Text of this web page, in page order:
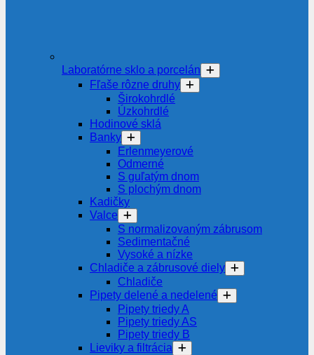
Laboratórne sklo a porcelán
Fľaše rôzne druhy
Širokohrdlé
Úzkohrdlé
Hodinové sklá
Banky
Erlenmeyerové
Odmerné
S guľatým dnom
S plochým dnom
Kadičky
Valce
S normalizovaným zábrusom
Sedimentačné
Vysoké a nízke
Chladiče a zábrusové diely
Chladiče
Pipety delené a nedelené
Pipety triedy A
Pipety triedy AS
Pipety triedy B
Lieviky a filtrácia